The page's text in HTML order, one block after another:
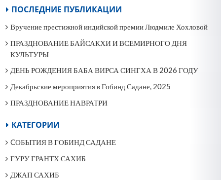
ПОСЛЕДНИЕ ПУБЛИКАЦИИ
Вручение престижной индийской премии Людмиле Хохловой
ПРАЗДНОВАНИЕ БАЙСАКХИ И ВСЕМИРНОГО ДНЯ
КУЛЬТУРЫ
ДЕНЬ РОЖДЕНИЯ БАБА ВИРСА СИНГХА В 2026 ГОДУ
Декабрьские мероприятия в Гобинд Садане, 2025
ПРАЗДНОВАНИЕ НАВРАТРИ
КАТЕГОРИИ
CОБЫТИЯ В ГОБИНД САДАНЕ
ГУРУ ГРАНТХ САХИБ
ДЖАП САХИБ